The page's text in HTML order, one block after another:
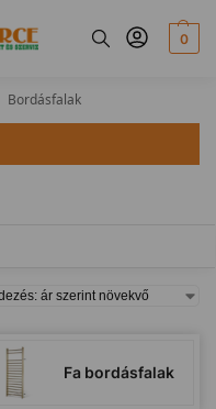
0
Bordásfalak
Fa bordásfalak